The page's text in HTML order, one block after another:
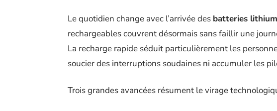
Le quotidien change avec l’arrivée des batteries
rechargeables couvrent désormais sans faillir une
La recharge rapide séduit particulièrement les
soucier des interruptions soudaines ni accumuler les
Trois grandes avancées résument le virage